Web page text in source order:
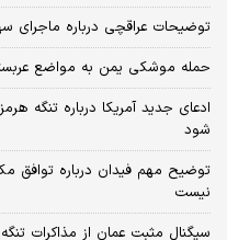
توضیحات عراقچی درباره ماجرای سهم ۵۰ درصدی ایران از خزر+
حمله موشکی یمن به مواضع
ادعای جدید آمریکا درباره تنگه
شود
نیست
سیگنال‌ مثبت عمان از مذاکرات